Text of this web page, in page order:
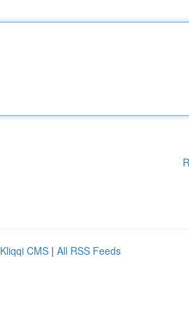
Kliqqi CMS | All RSS Feeds